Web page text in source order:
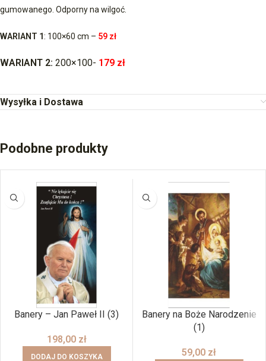
gumowanego. Odporny na wilgoć.
WARIANT 1: 100×60 cm – 59 zł
WARIANT 2: 200×100- 179 zł
Wysyłka i Dostawa
Podobne produkty
Banery – Jan Paweł II (3)
198,00 zł
DODAJ DO KOSZYKA
Banery na Boże Narodzenie
(1)
59,00 zł